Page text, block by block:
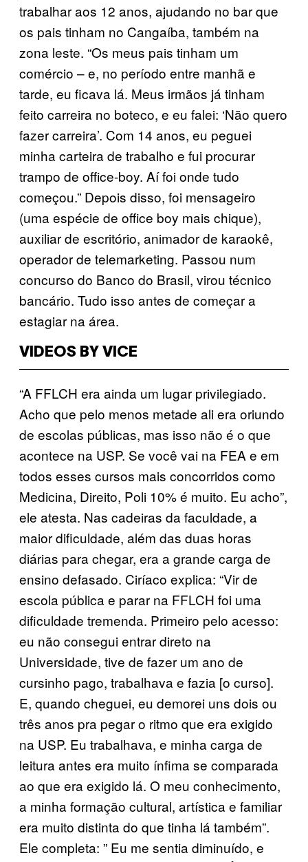
trabalhar aos 12 anos, ajudando no bar que
os pais tinham no Cangaíba, também na
zona leste. “Os meus pais tinham um
comércio – e, no período entre manhã e
tarde, eu ficava lá. Meus irmãos já tinham
feito carreira no boteco, e eu falei: ‘Não quero
fazer carreira’. Com 14 anos, eu peguei
minha carteira de trabalho e fui procurar
trampo de office-boy. Aí foi onde tudo
começou.” Depois disso, foi mensageiro
(uma espécie de office boy mais chique),
auxiliar de escritório, animador de karaokê,
operador de telemarketing. Passou num
concurso do Banco do Brasil, virou técnico
bancário. Tudo isso antes de começar a
estagiar na área.
VIDEOS BY VICE
“A FFLCH era ainda um lugar privilegiado.
Acho que pelo menos metade ali era oriundo
de escolas públicas, mas isso não é o que
acontece na USP. Se você vai na FEA e em
todos esses cursos mais concorridos como
Medicina, Direito, Poli 10% é muito. Eu acho”,
ele atesta. Nas cadeiras da faculdade, a
maior dificuldade, além das duas horas
diárias para chegar, era a grande carga de
ensino defasado. Ciríaco explica: “Vir de
escola pública e parar na FFLCH foi uma
dificuldade tremenda. Primeiro pelo acesso:
eu não consegui entrar direto na
Universidade, tive de fazer um ano de
cursinho pago, trabalhava e fazia [o curso].
E, quando cheguei, eu demorei uns dois ou
três anos pra pegar o ritmo que era exigido
na USP. Eu trabalhava, e minha carga de
leitura antes era muito ínfima se comparada
ao que era exigido lá. O meu conhecimento,
a minha formação cultural, artística e familiar
era muito distinta do que tinha lá também”.
Ele completa: ” Eu me sentia diminuído, e